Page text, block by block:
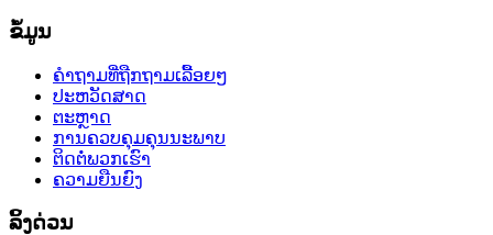
ຂໍ້ມູນ
ຄຳຖາມທີ່ຖືກຖາມເລື້ອຍໆ
ປະຫວັດສາດ
ຕະຫຼາດ
ການຄວບຄຸມຄຸນນະພາບ
ຕິດຕໍ່ພວກເຮົາ
ຄວາມຍືນຍົງ
ລິ້ງດ່ວນ